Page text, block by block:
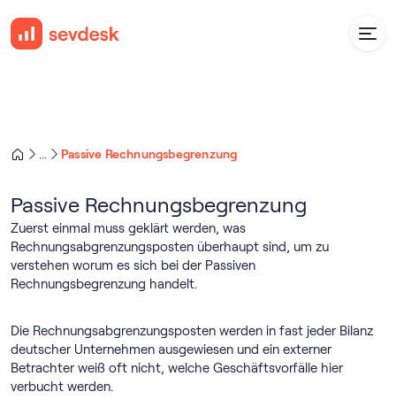
Passive Rechnungsbegrenzung
Passive Rechnungsbegrenzung
Zuerst einmal muss geklärt werden, was
Rechnungsabgrenzungsposten überhaupt sind, um zu
verstehen worum es sich bei der Passiven
Rechnungsbegrenzung handelt.
Die Rechnungsabgrenzungsposten werden in fast jeder Bilanz
deutscher Unternehmen ausgewiesen und ein externer
Betrachter weiß oft nicht, welche Geschäftsvorfälle hier
verbucht werden.